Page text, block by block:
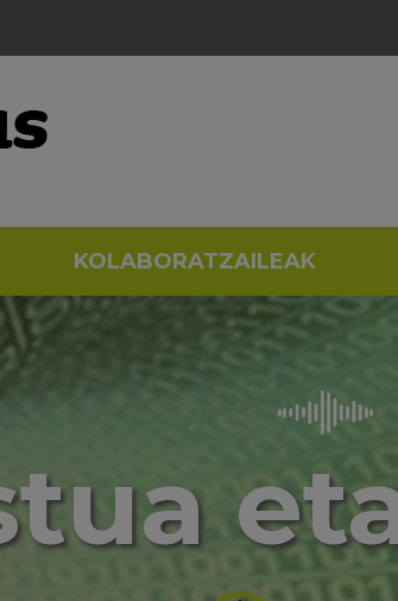
KOLABORATZAILEAK